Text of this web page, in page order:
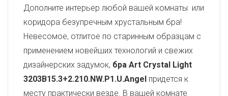
Дополните интерьер любой вашей комнаты или
коридора безупречным хрустальным бра!
Невесомое, отлитое по старинным образцам с
применением новейших технологий и свежих
дизайнерских задумок, бра Art Crystal Light
3203B15.3+2.210.NW.P1.U.Angel придется к
месту практически везде. В вашей комнате